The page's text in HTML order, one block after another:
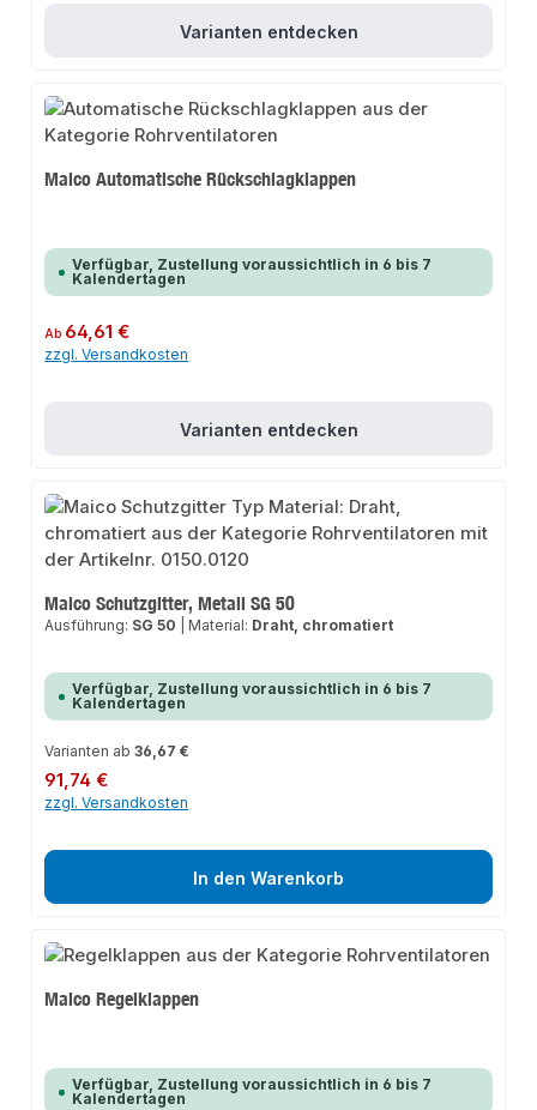
Varianten entdecken
Maico Automatische Rückschlagklappen
Verfügbar, Zustellung voraussichtlich in 6 bis 7
Kalendertagen
Regulärer Preis:
Ab 64,61 €
zzgl. Versandkosten
Varianten entdecken
Maico Schutzgitter, Metall SG 50
Ausführung: SG 50 Material: Draht, chromatiert
Verfügbar, Zustellung voraussichtlich in 6 bis 7
Kalendertagen
Varianten ab 36,67 €
Regulärer Preis:
91,74 €
zzgl. Versandkosten
In den Warenkorb
Maico Regelklappen
Verfügbar, Zustellung voraussichtlich in 6 bis 7
Kalendertagen